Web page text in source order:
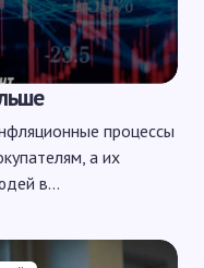
процессы
а их
в…